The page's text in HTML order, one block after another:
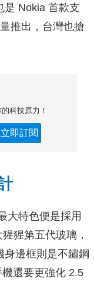
是 Nokia 首款支
推出，台灣也搶
科技原力！
立即訂閱
大特色便是採用
猩第五代玻璃，
身邊框則是不鏽鋼
還要更強化 2.5